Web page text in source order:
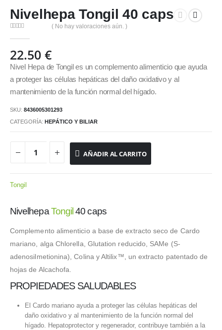
Nivelhepa Tongil 40 caps
( No hay valoraciones aún. )
22.50 €
Nivel Hepa de Tongil es un complemento alimenticio que ayuda
a proteger las células hepáticas del daño oxidativo y al
mantenimiento de la función normal del hígado.
SKU: 8436005301293
CATEGORÍA: HEPÁTICO Y BILIAR
AÑADIR AL CARRITO
Tongil
NivelhepaTongil 40 caps
Complemento alimenticio a base de extracto seco de Cardo
mariano, alga Chlorella, Glutation reducido, SAMe (S-
adenosilmetionina), Colina y Altilix™, un extracto patentado de
hojas de Alcachofa.
PROPIEDADES SALUDABLES
El Cardo mariano ayuda a proteger las células hepáticas del
daño oxidativo y al mantenimiento de la función normal del
hígado. Hepatoprotector y regenerador, contribuye también a la